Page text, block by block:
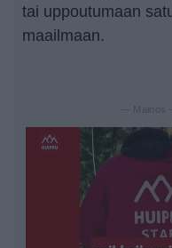
tai uppoutumaan
maailmaan.
— Mainos